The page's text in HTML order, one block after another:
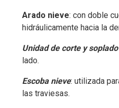
Arado nieve: con doble
hidráulicamente hacia la
Unidad de corte y
lado.
Escoba nieve: utilizada
las traviesas.